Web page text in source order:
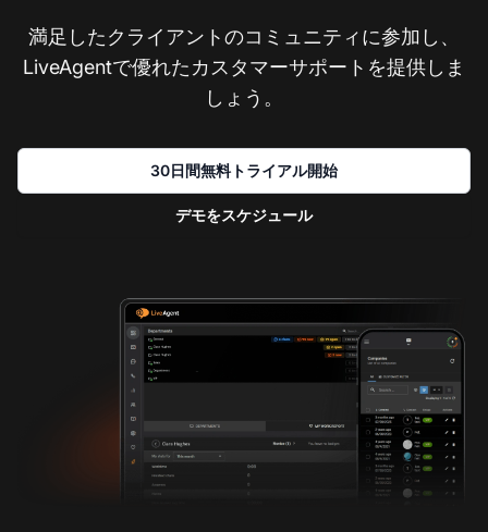
満足したクライアントのコミュニティに参加し、
LiveAgentで優れたカスタマーサポートを提供しま
しょう。
30日間無料トライアル開始
デモをスケジュール